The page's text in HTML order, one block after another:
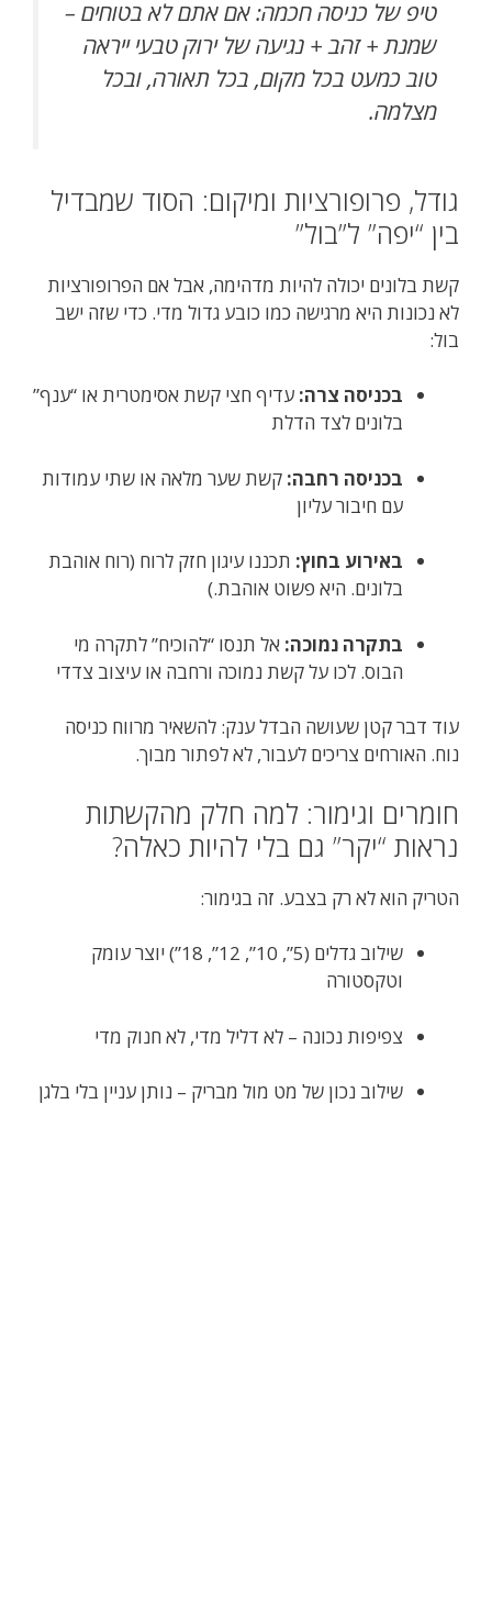
טיפ של כניסה חכמה: אם אתם לא בטוחים –
שמנת + זהב + נגיעה של ירוק טבעי ייראה
טוב כמעט בכל מקום, בכל תאורה, ובכל
מצלמה.
גודל, פרופורציות ומיקום: הסוד שמבדיל
בין “יפה” ל”בול”
קשת בלונים יכולה להיות מדהימה, אבל אם הפרופורציות
לא נכונות היא מרגישה כמו כובע גדול מדי. כדי שזה ישב
בול:
בכניסה צרה: עדיף חצי קשת אסימטרית או “ענף”
בלונים לצד הדלת
בכניסה רחבה: קשת שער מלאה או שתי עמודות
עם חיבור עליון
באירוע בחוץ: תכננו עיגון חזק לרוח (רוח אוהבת
בלונים. היא פשוט אוהבת.)
בתקרה נמוכה: אל תנסו “להוכיח” לתקרה מי
הבוס. לכו על קשת נמוכה ורחבה או עיצוב צדדי
עוד דבר קטן שעושה הבדל ענק: להשאיר מרווח כניסה
נוח. האורחים צריכים לעבור, לא לפתור מבוך.
חומרים וגימור: למה חלק מהקשתות
נראות “יקר” גם בלי להיות כאלה?
הטריק הוא לא רק בצבע. זה בגימור:
שילוב גדלים (5”, 10”, 12”, 18”) יוצר עומק
וטקסטורה
צפיפות נכונה – לא דליל מדי, לא חנוק מדי
שילוב נכון של מט מול מבריק – נותן עניין בלי בלגן